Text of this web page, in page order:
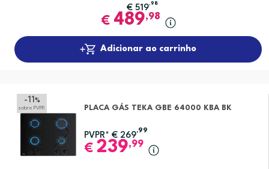
€ 519 ,98
€ 489,98
Adicionar ao carrinho
-11 %
sobre PVPR PLACA GÁS TEKA GBE 64000 KBA BK
PVPR* € 269
,99
€ 239,99